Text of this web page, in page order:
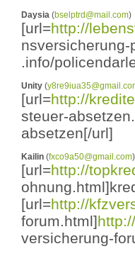
Daysia (bselptrd@mail.com)
[url=http://
.info/
Unity (
[url=http://
steuer-
absetzen[/url]
Kailin (fxco9a50@gmail.com)
[url=http://
[url=http://
forum.html]
versicherung-